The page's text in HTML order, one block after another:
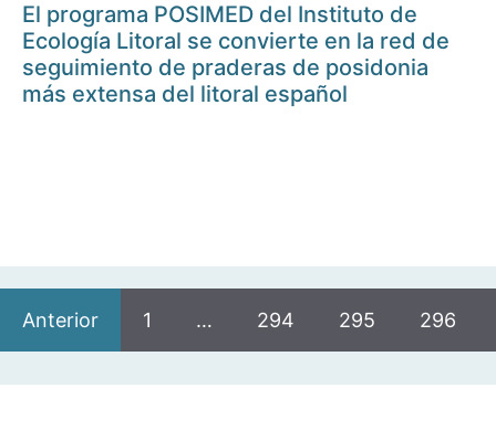
El programa POSIMED del Instituto de
Ecología Litoral se convierte en la red de
seguimiento de praderas de posidonia
más extensa del litoral español
Anterior 1 … 294 295 296